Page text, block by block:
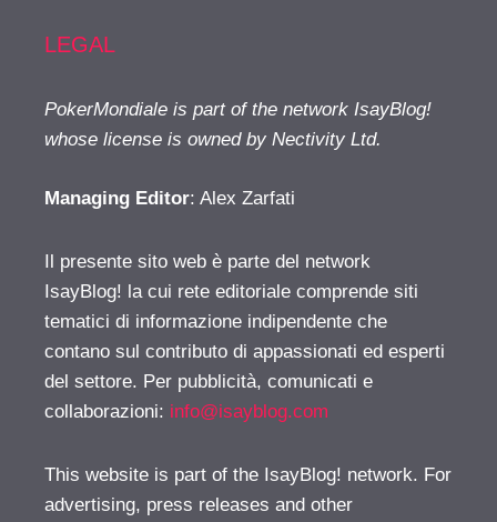
LEGAL
PokerMondiale is part of the network IsayBlog!
whose license is owned by Nectivity Ltd.
Managing Editor: Alex Zarfati
Il presente sito web è parte del network
IsayBlog! la cui rete editoriale comprende siti
tematici di informazione indipendente che
contano sul contributo di appassionati ed esperti
del settore. Per pubblicità, comunicati e
collaborazioni: info@isayblog.com
This website is part of the IsayBlog! network. For
advertising, press releases and other